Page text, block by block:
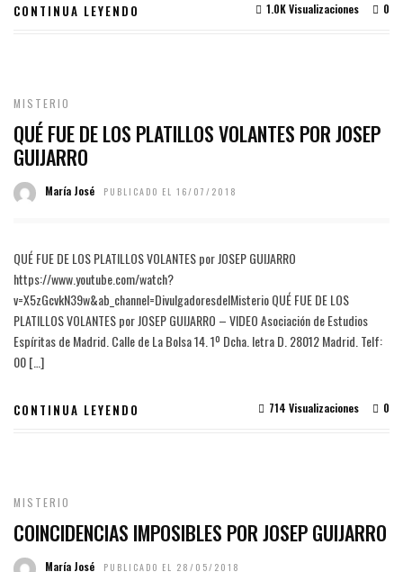
CONTINUA LEYENDO 0
1.0K Visualizaciones
MISTERIO
QUÉ FUE DE LOS PLATILLOS VOLANTES POR JOSEP
GUIJARRO
María José PUBLICADO EL 16/07/2018
QUÉ FUE DE LOS PLATILLOS VOLANTES por JOSEP GUIJARRO
https://www.youtube.com/watch?
v=X5zGcvkN39w&ab_channel=DivulgadoresdelMisterio QUÉ FUE DE LOS
PLATILLOS VOLANTES por JOSEP GUIJARRO – VIDEO Asociación de Estudios
Espíritas de Madrid. Calle de La Bolsa 14. 1º Dcha. letra D. 28012 Madrid. Telf:
00 […]
CONTINUA LEYENDO 0
714 Visualizaciones
MISTERIO
COINCIDENCIAS IMPOSIBLES POR JOSEP GUIJARRO
María José PUBLICADO EL 28/05/2018